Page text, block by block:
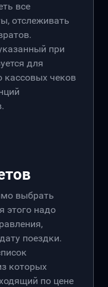
все
отслеживать
при
для
кассовых чеков
выбрать
этого надо
поездки.
которых
по цене